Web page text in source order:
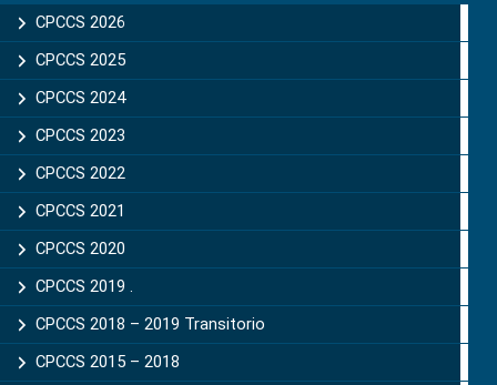
Sidebar
CPCCS 2026
CPCCS 2025
CPCCS 2024
CPCCS 2023
CPCCS 2022
CPCCS 2021
CPCCS 2020
CPCCS 2019 .
CPCCS 2018 – 2019 Transitorio
CPCCS 2015 – 2018